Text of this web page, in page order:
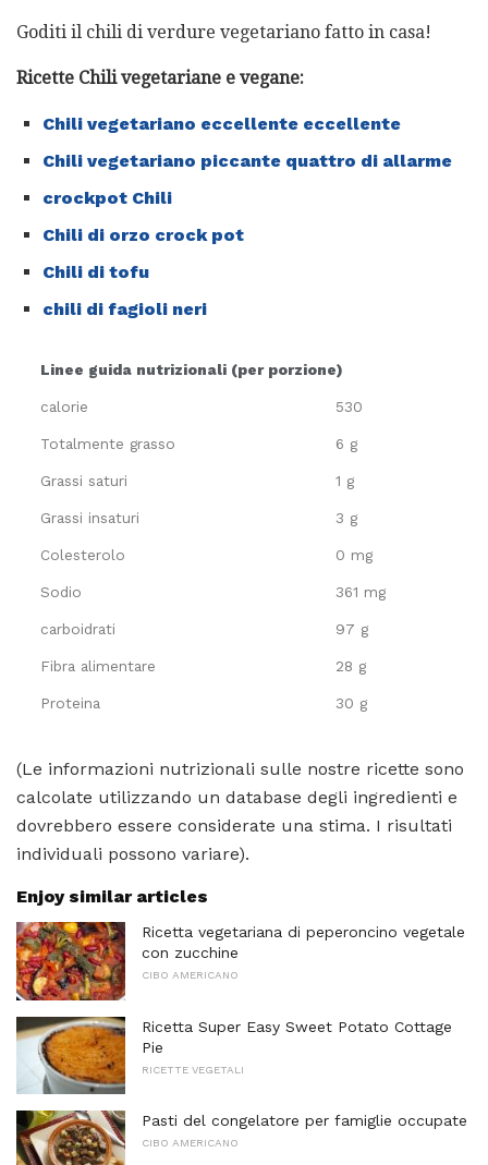
Goditi il ​​chili di verdure vegetariano fatto in casa!
Ricette Chili vegetariane e vegane:
Chili vegetariano eccellente eccellente
Chili vegetariano piccante quattro di allarme
crockpot Chili
Chili di orzo crock pot
Chili di tofu
chili di fagioli neri
Linee guida nutrizionali (per porzione)
calorie 530
Totalmente grasso 6 g
Grassi saturi 1 g
Grassi insaturi 3 g
Colesterolo 0 mg
Sodio 361 mg
carboidrati 97 g
Fibra alimentare 28 g
Proteina 30 g
(Le informazioni nutrizionali sulle nostre ricette sono
calcolate utilizzando un database degli ingredienti e
dovrebbero essere considerate una stima. I risultati
individuali possono variare).
Enjoy similar articles
Ricetta vegetariana di peperoncino vegetale
con zucchine
CIBO AMERICANO
Ricetta Super Easy Sweet Potato Cottage
Pie
RICETTE VEGETALI
Pasti del congelatore per famiglie occupate
CIBO AMERICANO